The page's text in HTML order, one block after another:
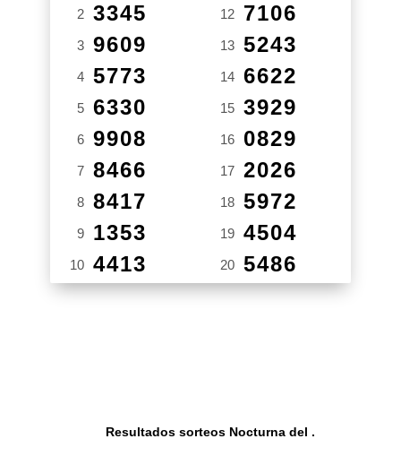
2 3345
3 9609
4 5773
5 6330
6 9908
7 8466
8 8417
9 1353
10 4413
12 7106
13 5243
14 6622
15 3929
16 0829
17 2026
18 5972
19 4504
20 5486
Resultados sorteos Nocturna del .